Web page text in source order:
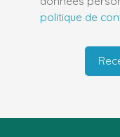
politique de